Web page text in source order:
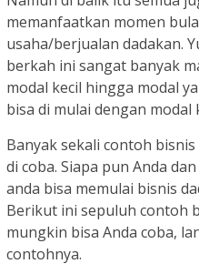
memanfaatkan momen
usaha/berjualan dadakan.
berkah ini sangat banyak
modal kecil hingga modal
bisa di mulai dengan modal
Banyak sekali contoh
di coba. Siapa pun Anda
anda bisa memulai bisnis
Berikut ini sepuluh contoh
mungkin bisa Anda coba,
contohnya.